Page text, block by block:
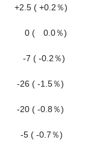
　　 +2.5 ( +0.2％)
　　　 0 (　0.0％)
　　　 -7 ( -0.2％)
　　 -26 ( -1.5％)
　　 -20 ( -0.8％)
　　　 -5 ( -0.7％)